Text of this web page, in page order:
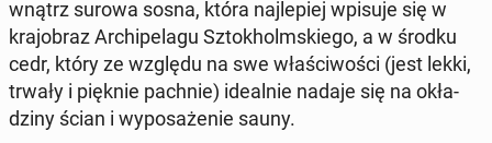
wnątrz surowa sosna, która naj­le­piej wpisuje się w
kra­jo­braz Ar­chi­pe­la­gu Sztok­holm­skie­go, a w środku
cedr, który ze względu na swe wła­ści­wo­ści (jest lekki,
trwały i pięknie pachnie) ide­al­nie nadaje się na okła­
dzi­ny ścian i wy­po­sa­że­nie sauny.